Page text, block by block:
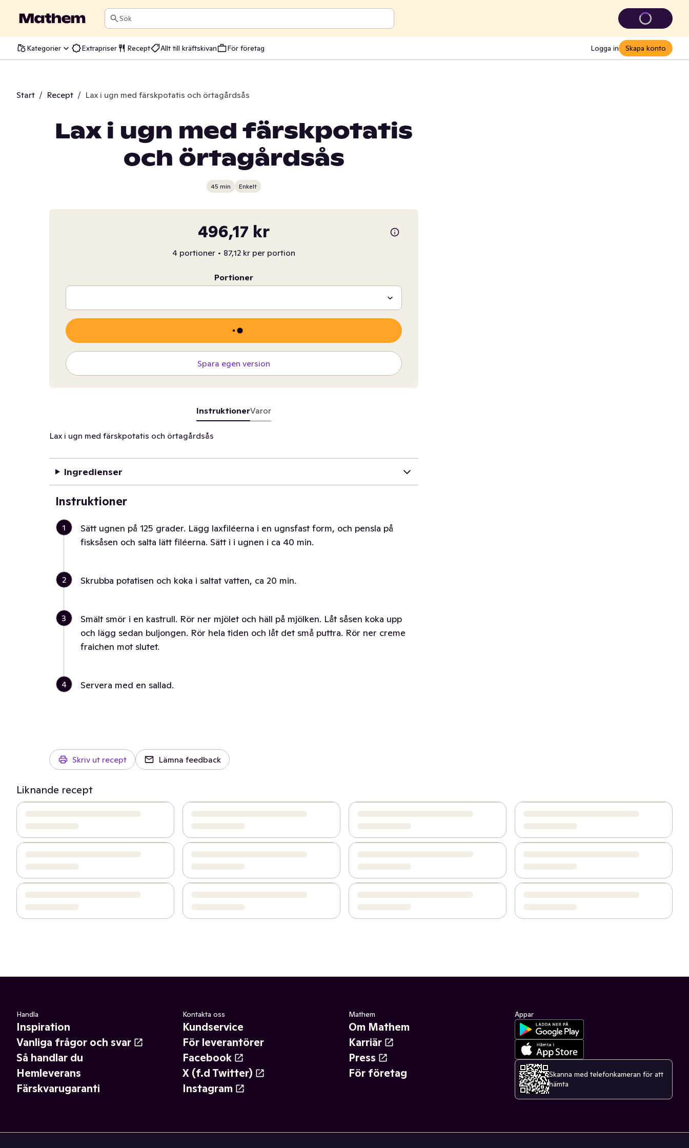
Sök
Kategorier Extrapriser Recept Allt till kräftskivan För företag Logga in Skapa konto
Start / Recept / Lax i ugn med färskpotatis och örtagårdsås
Lax i ugn med färskpotatis
och örtagårdsås
45 min Enkelt
496,17 kr
4 portioner • 87,12 kr per portion
Portioner
Spara egen version
InstruktionerVaror
Lax i ugn med färskpotatis och örtagårdsås
Ingredienser
Instruktioner
1
Sätt ugnen på 125 grader. Lägg laxfiléerna i en ugnsfast form, och pensla på
fisksåsen och salta lätt filéerna. Sätt i i ugnen i ca 40 min.
2 Skrubba potatisen och koka i saltat vatten, ca 20 min.
3
Smält smör i en kastrull. Rör ner mjölet och häll på mjölken. Låt såsen koka upp
och lägg sedan buljongen. Rör hela tiden och låt det små puttra. Rör ner creme
fraichen mot slutet.
4 Servera med en sallad.
Skriv ut recept Lämna feedback
Liknande recept
Handla
Inspiration
Vanliga frågor och svar
Så handlar du
Hemleverans
Färskvarugaranti
Kontakta oss
Kundservice
För leverantörer
Facebook
X (f.d Twitter)
Instagram
Mathem
Om Mathem
Karriär
Press
För företag
Appar
Skanna med telefonkameran för att
hämta